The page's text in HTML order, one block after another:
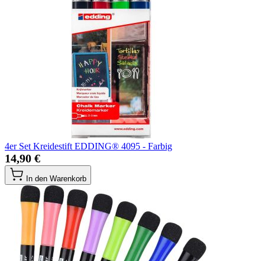
4er Set Kreidestift EDDING® 4095 - Farbig
14,90 €
In den Warenkorb